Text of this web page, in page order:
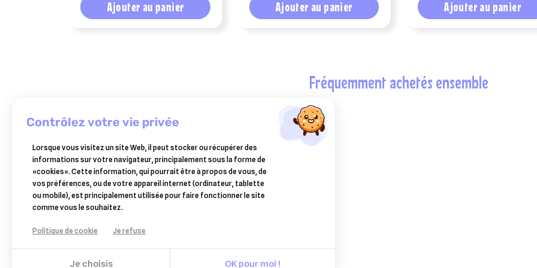
Ajouter au panier Ajouter au panier Ajouter au panier
fréquemment achetés ensemble
TWYDIL
twydil
electrolyte
seau
5
kg
65,10 €
Ajouter au panier
vetebiol
vétérinaire
–
pommade
externe
15,80 €
Ajouter au panier
contrôlez votre vie privée
Lorsque vous visitez un site Web, il peut stocker ou récupérer des
informations sur votre navigateur, principalement sous la forme de
«cookies». Cette information, qui pourrait être à propos de vous, de
vos préférences, ou de votre appareil internet (ordinateur, tablette
ou mobile), est principalement utilisée pour faire fonctionner le site
comme vous le souhaitez.
Politique de cookie Je refuse
Je choisis OK pour moi !